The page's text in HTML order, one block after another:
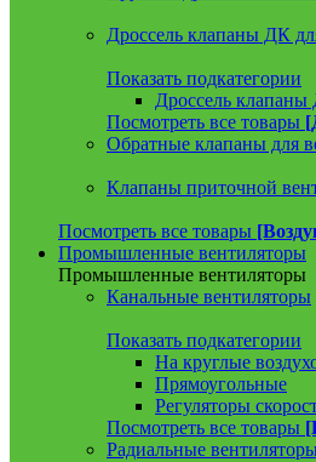
Дроссель клапаны ДК
Показать подкатегории
Дроссель
Посмотреть все товары
Обратные клапаны для
Клапаны приточной
Посмотреть все товары
Промышленные вентиляторы
Промышленные вентиляторы
Канальные вентиляторы
Показать подкатегории
На круглые
Прямоугольные
Регуляторы
Посмотреть все товары
Радиальные